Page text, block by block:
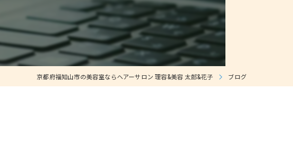
顔剃り
薄毛
石川店
訪問美容
漫画特集
京都府福知山市の美容室ならヘアーサロン 理容&美容 太郎&花子 ブログ